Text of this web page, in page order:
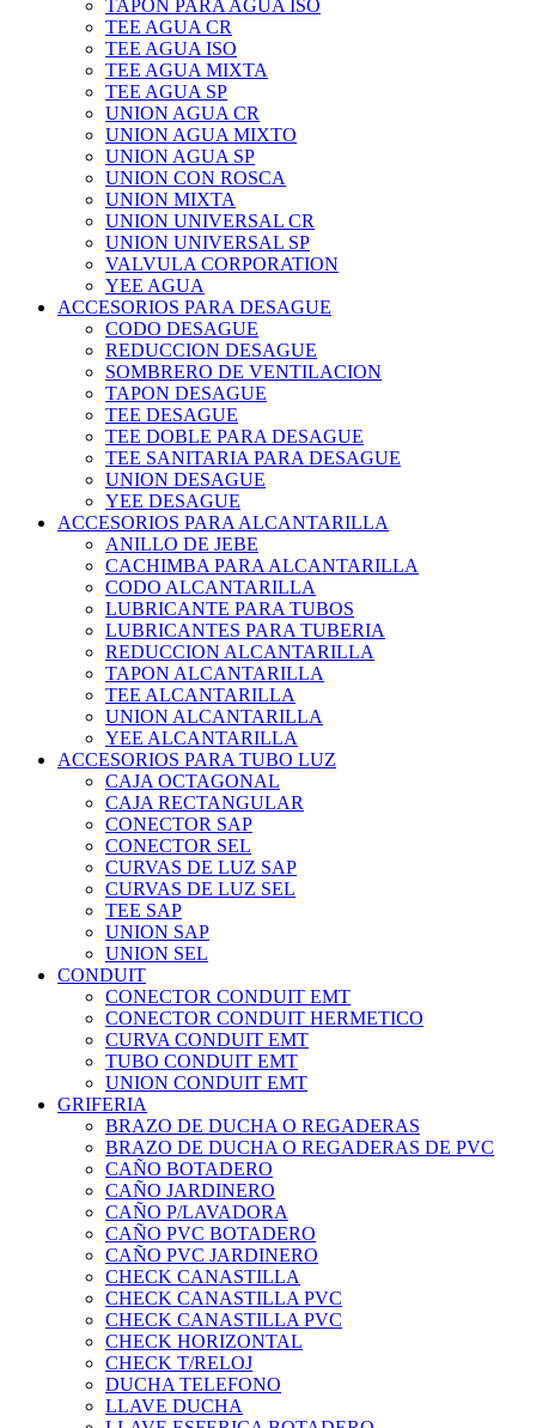
TAPON PARA AGUA ISO
TEE AGUA CR
TEE AGUA ISO
TEE AGUA MIXTA
TEE AGUA SP
UNION AGUA CR
UNION AGUA MIXTO
UNION AGUA SP
UNION CON ROSCA
UNION MIXTA
UNION UNIVERSAL CR
UNION UNIVERSAL SP
VALVULA CORPORATION
YEE AGUA
ACCESORIOS PARA DESAGUE
CODO DESAGUE
REDUCCION DESAGUE
SOMBRERO DE VENTILACION
TAPON DESAGUE
TEE DESAGUE
TEE DOBLE PARA DESAGUE
TEE SANITARIA PARA DESAGUE
UNION DESAGUE
YEE DESAGUE
ACCESORIOS PARA ALCANTARILLA
ANILLO DE JEBE
CACHIMBA PARA ALCANTARILLA
CODO ALCANTARILLA
LUBRICANTE PARA TUBOS
LUBRICANTES PARA TUBERIA
REDUCCION ALCANTARILLA
TAPON ALCANTARILLA
TEE ALCANTARILLA
UNION ALCANTARILLA
YEE ALCANTARILLA
ACCESORIOS PARA TUBO LUZ
CAJA OCTAGONAL
CAJA RECTANGULAR
CONECTOR SAP
CONECTOR SEL
CURVAS DE LUZ SAP
CURVAS DE LUZ SEL
TEE SAP
UNION SAP
UNION SEL
CONDUIT
CONECTOR CONDUIT EMT
CONECTOR CONDUIT HERMETICO
CURVA CONDUIT EMT
TUBO CONDUIT EMT
UNION CONDUIT EMT
GRIFERIA
BRAZO DE DUCHA O REGADERAS
BRAZO DE DUCHA O REGADERAS DE PVC
CAÑO BOTADERO
CAÑO JARDINERO
CAÑO P/LAVADORA
CAÑO PVC BOTADERO
CAÑO PVC JARDINERO
CHECK CANASTILLA
CHECK CANASTILLA PVC
CHECK CANASTILLA PVC
CHECK HORIZONTAL
CHECK T/RELOJ
DUCHA TELEFONO
LLAVE DUCHA